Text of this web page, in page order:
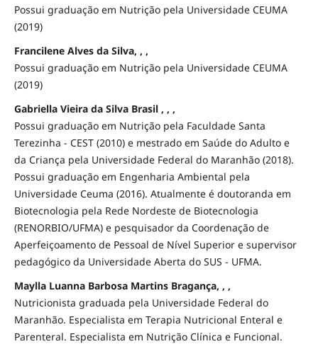
Possui graduação em Nutrição pela Universidade CEUMA
(2019)
Francilene Alves da Silva, , ,
Possui graduação em Nutrição pela Universidade CEUMA
(2019)
Gabriella Vieira da Silva Brasil , , ,
Possui graduação em Nutrição pela Faculdade Santa
Terezinha - CEST (2010) e mestrado em Saúde do Adulto e
da Criança pela Universidade Federal do Maranhão (2018).
Possui graduação em Engenharia Ambiental pela
Universidade Ceuma (2016). Atualmente é doutoranda em
Biotecnologia pela Rede Nordeste de Biotecnologia
(RENORBIO/UFMA) e pesquisador da Coordenação de
Aperfeiçoamento de Pessoal de Nível Superior e supervisor
pedagógico da Universidade Aberta do SUS - UFMA.
Maylla Luanna Barbosa Martins Bragança, , ,
Nutricionista graduada pela Universidade Federal do
Maranhão. Especialista em Terapia Nutricional Enteral e
Parenteral. Especialista em Nutrição Clínica e Funcional.